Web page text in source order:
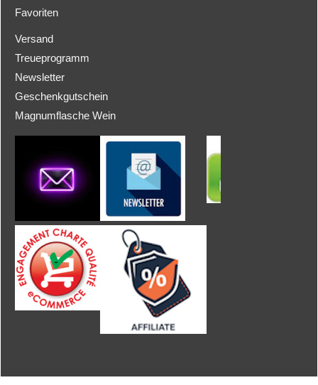
Favoriten
Versand
Treueprogramm
Newsletter
Geschenkgutschein
Magnumflasche Wein